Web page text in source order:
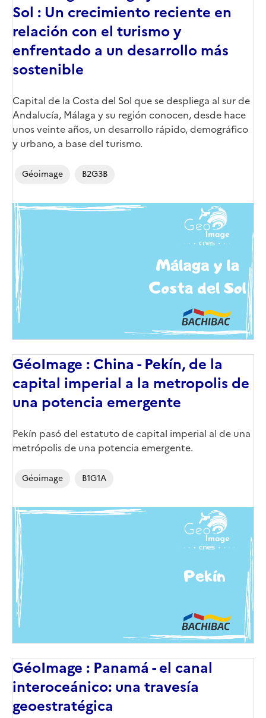
Sol : Un crecimiento reciente en
relación con el turismo y
enfrentado a un desarrollo más
sostenible
Corps
Capital de la Costa del Sol que se despliega al sur de
Andalucía, Málaga y su región conocen, desde hace
unos veinte años, un desarrollo rápido, demográfico
y urbano, a base del turismo.
Géoimage B2G3B
Image
de
couverture
(conseillée)
GéoImage : China - Pekín, de la
capital imperial a la metropolis de
una potencia emergente
Corps
Pekín pasó del estatuto de capital imperial al de una
metrópolis de una potencia emergente.
Géoimage B1G1A
Image
de
couverture
(conseillée)
GéoImage : Panamá - el canal
interoceánico: una travesía
geoestratégica